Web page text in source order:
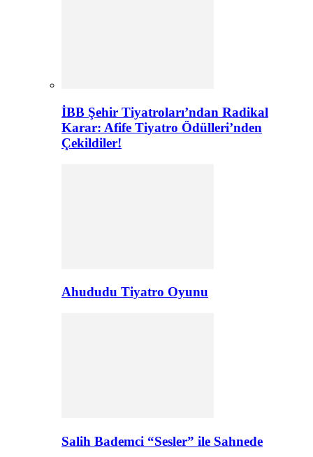
İBB Şehir Tiyatroları’ndan Radikal
Karar: Afife Tiyatro Ödülleri’nden
Çekildiler!
Ahududu Tiyatro Oyunu
Salih Bademci “Sesler” ile Sahnede